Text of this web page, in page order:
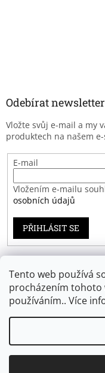
Tento web používá
procházením tohoto
používáním.. Více
Odebírat newsletter
Vložte svůj e-mail a my
produktech na našem
E-mail
Vložením e-mailu
osobních údajů
PŘIHLÁSIT SE